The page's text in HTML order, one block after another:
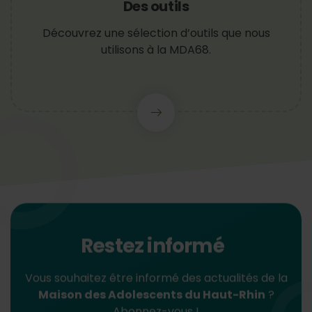
Des outils
Découvrez une sélection d’outils que nous
utilisons à la MDA68.
Restez informé
Vous souhaitez être informé des actualités de la
Maison des Adolescents du Haut-Rhin ?
Abonnez-vous !